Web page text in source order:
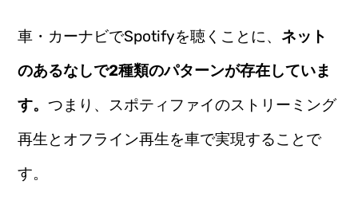
車・カーナビでSpotifyを聴くことに、ネット
のあるなしで2種類のパターンが存在していま
す。つまり、スポティファイのストリーミング
再生とオフライン再生を車で実現することで
す。